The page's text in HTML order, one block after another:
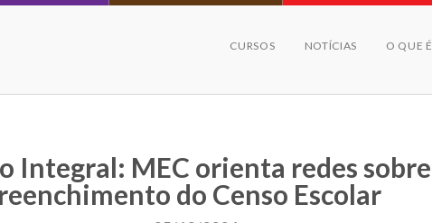
CURSOS NOTÍCIAS O QUE É
Integral: MEC orienta redes sobre
do Censo Escolar